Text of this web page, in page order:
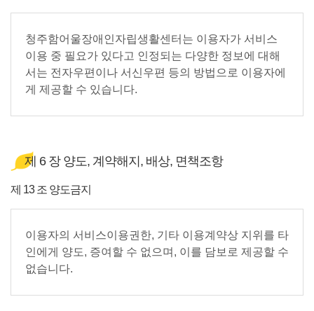
청주함어울장애인자립생활센터는 이용자가 서비스
이용 중 필요가 있다고 인정되는 다양한 정보에 대해
서는 전자우편이나 서신우편 등의 방법으로 이용자에
게 제공할 수 있습니다.
제 6 장 양도, 계약해지, 배상, 면책조항
제 13 조 양도금지
이용자의 서비스이용권한, 기타 이용계약상 지위를 타
인에게 양도, 증여할 수 없으며, 이를 담보로 제공할 수
없습니다.